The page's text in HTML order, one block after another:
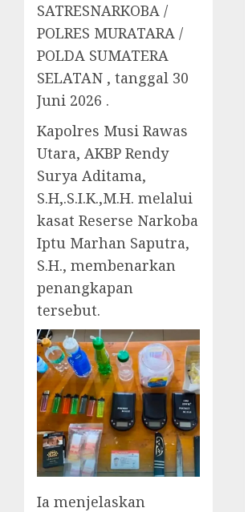
SATRESNARKOBA /
POLRES MURATARA /
POLDA SUMATERA
SELATAN , tanggal 30
Juni 2026 .
Kapolres Musi Rawas
Utara, AKBP Rendy
Surya Aditama,
S.H,.S.I.K.,M.H. melalui
kasat Reserse Narkoba
Iptu Marhan Saputra,
S.H., membenarkan
penangkapan
tersebut.
Ia menjelaskan